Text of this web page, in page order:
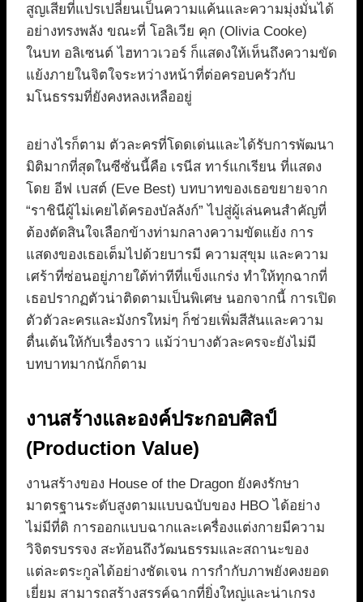
สูญเสียที่แปรเปลี่ยนเป็นความแค้นและความมุ่งมั่นได้
อย่างทรงพลัง ขณะที่ โอลิเวีย คุก (Olivia Cooke)
ในบท อลิเซนต์ ไฮทาวเวอร์ ก็แสดงให้เห็นถึงความขัด
แย้งภายในจิตใจระหว่างหน้าที่ต่อครอบครัวกับ
มโนธรรมที่ยังคงหลงเหลืออยู่
อย่างไรก็ตาม ตัวละครที่โดดเด่นและได้รับการพัฒนา
มิติมากที่สุดในซีซั่นนี้คือ เรนีส ทาร์แกเรียน ที่แสดง
โดย อีฟ เบสต์ (Eve Best) บทบาทของเธอขยายจาก
“ราชินีผู้ไม่เคยได้ครองบัลลังก์” ไปสู่ผู้เล่นคนสำคัญที่
ต้องตัดสินใจเลือกข้างท่ามกลางความขัดแย้ง การ
แสดงของเธอเต็มไปด้วยบารมี ความสุขุม และความ
เศร้าที่ซ่อนอยู่ภายใต้ท่าทีที่แข็งแกร่ง ทำให้ทุกฉากที่
เธอปรากฏตัวน่าติดตามเป็นพิเศษ นอกจากนี้ การเปิด
ตัวตัวละครและมังกรใหม่ๆ ก็ช่วยเพิ่มสีสันและความ
ตื่นเต้นให้กับเรื่องราว แม้ว่าบางตัวละครจะยังไม่มี
บทบาทมากนักก็ตาม
งานสร้างและองค์ประกอบศิลป์
(Production Value)
งานสร้างของ House of the Dragon ยังคงรักษา
มาตรฐานระดับสูงตามแบบฉบับของ HBO ได้อย่าง
ไม่มีที่ติ การออกแบบฉากและเครื่องแต่งกายมีความ
วิจิตรบรรจง สะท้อนถึงวัฒนธรรมและสถานะของ
แต่ละตระกูลได้อย่างชัดเจน การกำกับภาพยังคงยอด
เยี่ยม สามารถสร้างสรรค์ฉากที่ยิ่งใหญ่และน่าเกรง